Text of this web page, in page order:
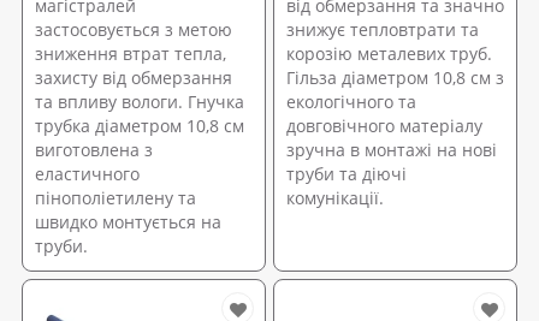
магістралей
застосовується з метою
зниження втрат тепла,
захисту від обмерзання
та впливу вологи. Гнучка
трубка діаметром 10,8 см
виготовлена з
еластичного
пінополіетилену та
швидко монтується на
труби.
від обмерзання та значно
знижує тепловтрати та
корозію металевих труб.
Гільза діаметром 10,8 см з
екологічного та
довговічного матеріалу
зручна в монтажі на нові
труби та діючі
комунікації.